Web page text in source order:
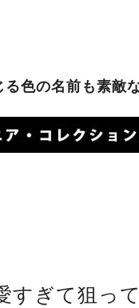
る色の名前も素
すぎて狙っ